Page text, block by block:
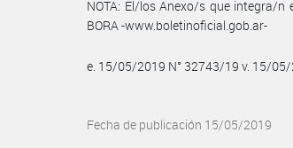
NOTA: El/los Anexo/s que integra/n
BORA -www.boletinoficial.gob.ar-
e. 15/05/2019 N° 32743/19 v. 15/
Fecha de publicación 15/05/2019